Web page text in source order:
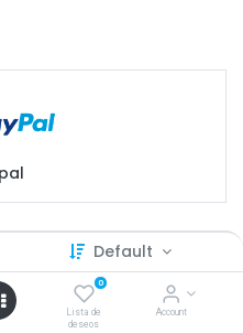
Default
0
Lista de
deseos
Account